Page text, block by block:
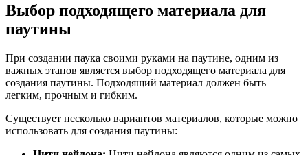
Выбор подходящего материала для
паутины
При создании паука своими руками на паутине, одним из
важных этапов является выбор подходящего материала для
создания паутины. Подходящий материал должен быть
легким, прочным и гибким.
Существует несколько вариантов материалов, которые можно
использовать для создания паутины: